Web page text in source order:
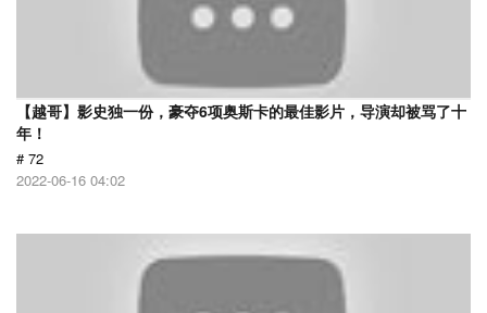
【越哥】影史独一份，豪夺6项奥斯卡的最佳影片，导演却被骂了十
年！
# 72
2022-06-16 04:02